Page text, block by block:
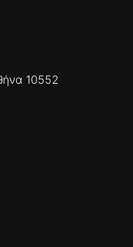
10552